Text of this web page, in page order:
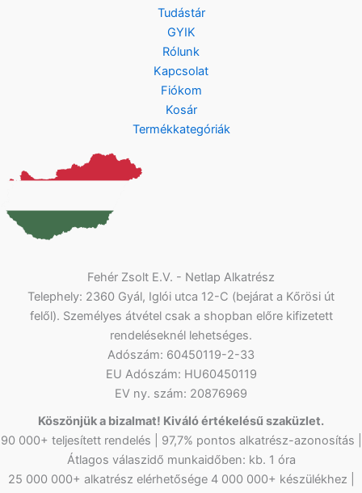
Tudástár
GYIK
Rólunk
Kapcsolat
Fiókom
Kosár
Termékkategóriák
Fehér Zsolt E.V. - Netlap Alkatrész
Telephely: 2360 Gyál, Iglói utca 12-C (bejárat a Kőrösi út
felől). Személyes átvétel csak a shopban előre kifizetett
rendeléseknél lehetséges.
Adószám: 60450119-2-33
EU Adószám: HU60450119
EV ny. szám: 20876969
Köszönjük a bizalmat! Kiváló értékelésű szaküzlet.
90 000+ teljesített rendelés | 97,7% pontos alkatrész-azonosítás |
Átlagos válaszidő munkaidőben: kb. 1 óra
25 000 000+ alkatrész elérhetősége 4 000 000+ készülékhez |